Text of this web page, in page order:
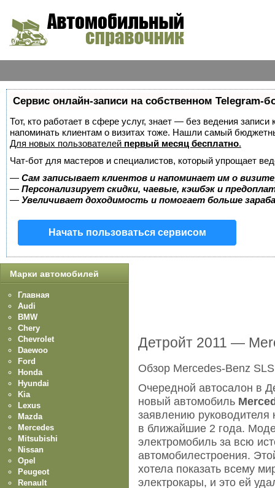
Сервис онлайн-записи на собственном Telegram-
Тот, кто работает в сфере услуг, знает — без ведения
напоминать клиентам о визитах тоже. Нашли самый
Для новых пользователей первый месяц бесплатно.
Чат-бот для мастеров и специалистов, который упрощает
— Сам записывает клиентов и напоминает им о
— Персонализирует скидки, чаевые, кэшбэк и
— Увеличивает доходимость и помогает больше
Начать пользоваться сервисом
Детройт 2011 —
Обзор Mercedes-Benz
Очередной автосалон в
новый автомобиль
заявлению руководителя
в ближайшие 2 года.
электромобиль за всю
автомобилестроения.
хотела показать всему
электрокары, и это ей
Марки автомобилей
Главная
Audi
BMW
Chery
Chevrolet
Daewoo
Ford
Honda
Hyundai
Kia
Lexus
Mazda
Mercedes
Mitsubishi
Nissan
Opel
Peugeot
Renault